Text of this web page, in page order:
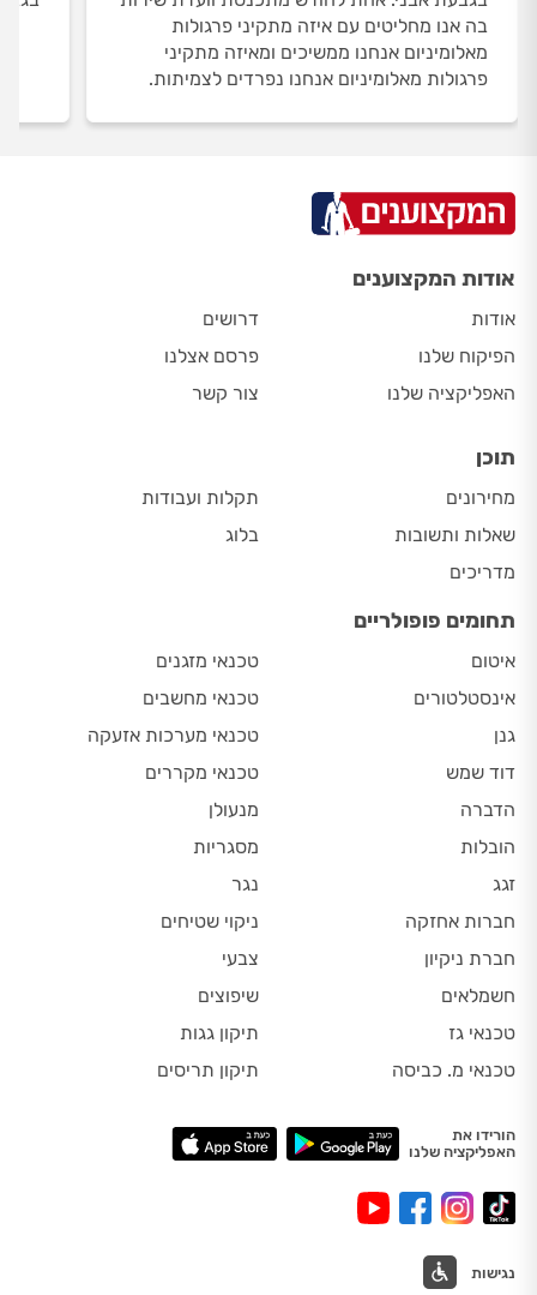
בה אנו מחליטים עם איזה מתקיני פרגולות
מאלומיניום אנחנו ממשיכים ומאיזה מתקיני
פרגולות מאלומיניום אנחנו נפרדים לצמיתות.
אודות המקצוענים
אודות
הפיקוח שלנו
האפליקציה שלנו
דרושים
פרסם אצלנו
צור קשר
תוכן
מחירונים
שאלות ותשובות
מדריכים
תקלות ועבודות
בלוג
תחומים פופולריים
איטום
אינסטלטורים
גנן
דוד שמש
הדברה
הובלות
זגג
חברות אחזקה
חברת ניקיון
חשמלאים
טכנאי גז
טכנאי מ. כביסה
טכנאי מזגנים
טכנאי מחשבים
טכנאי מערכות אזעקה
טכנאי מקררים
מנעולן
מסגריות
נגר
ניקוי שטיחים
צבעי
שיפוצים
תיקון גגות
תיקון תריסים
הורידו את
האפליקציה שלנו
נגישות